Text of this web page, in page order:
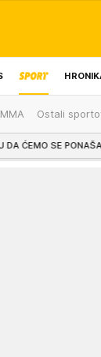
IZBOR UREDNIKA
MMA Ostali
KAO CRNA